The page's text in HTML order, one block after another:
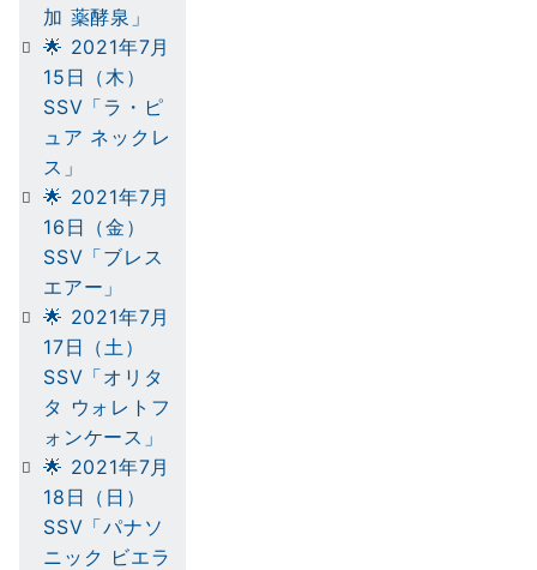
加 薬酵泉」
🌟 2021年7月
15日（木）
SSV「ラ・ピ
ュア ネックレ
ス」
🌟 2021年7月
16日（金）
SSV「ブレス
エアー」
🌟 2021年7月
17日（土）
SSV「オリタ
タ ウォレトフ
ォンケース」
🌟 2021年7月
18日（日）
SSV「パナソ
ニック ビエラ